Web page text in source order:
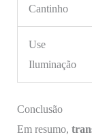
Cantinho
Use
Iluminação
Conclusão
Em resumo,